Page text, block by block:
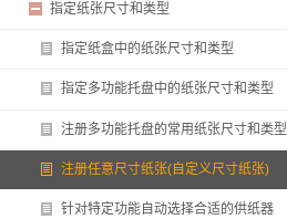
指定纸张尺寸和类型
指定纸盒中的纸张尺寸和类型
指定多功能托盘中的纸张尺寸和类型
注册多功能托盘的常用纸张尺寸和类型
注册任意尺寸纸张(自定义尺寸纸张)
针对特定功能自动选择合适的供纸器